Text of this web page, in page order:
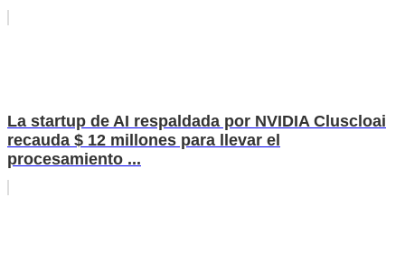
La startup de AI respaldada por NVIDIA Cluscloai
recauda $ 12 millones para llevar el
procesamiento ...